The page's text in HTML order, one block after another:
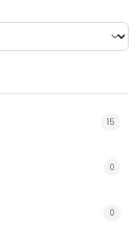
15
0
0